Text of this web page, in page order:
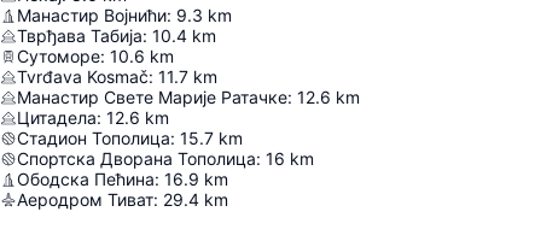
Манастир Војнићи: 9.3 km
Тврђава Табија: 10.4 km
Сутоморе: 10.6 km
Tvrđava Kosmač: 11.7 km
Манастир Свете Марије Ратачке: 12.6 km
Цитадела: 12.6 km
Стадион Тополица: 15.7 km
Спортска Дворана Тополица: 16 km
Ободска Пећина: 16.9 km
Аеродром Тиват: 29.4 km